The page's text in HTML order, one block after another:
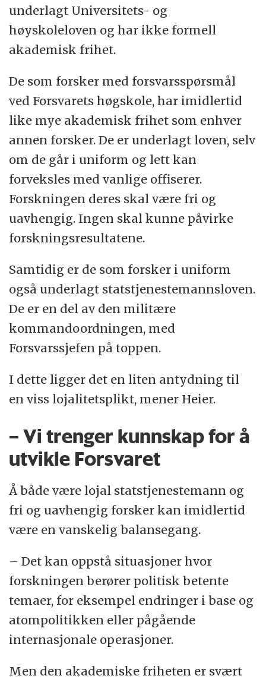
underlagt Universitets- og
høyskoleloven og har ikke formell
akademisk frihet.
De som forsker med forsvarsspørsmål
ved Forsvarets høgskole, har imidlertid
like mye akademisk frihet som enhver
annen forsker. De er underlagt loven, selv
om de går i uniform og lett kan
forveksles med vanlige offiserer.
Forskningen deres skal være fri og
uavhengig. Ingen skal kunne påvirke
forskningsresultatene.
Samtidig er de som forsker i uniform
også underlagt statstjenestemannsloven.
De er en del av den militære
kommandoordningen, med
Forsvarssjefen på toppen.
I dette ligger det en liten antydning til
en viss lojalitetsplikt, mener Heier.
– Vi trenger kunnskap for å
utvikle Forsvaret
Å både være lojal statstjenestemann og
fri og uavhengig forsker kan imidlertid
være en vanskelig balansegang.
– Det kan oppstå situasjoner hvor
forskningen berører politisk betente
temaer, for eksempel endringer i base og
atompolitikken eller pågående
internasjonale operasjoner.
Men den akademiske friheten er svært